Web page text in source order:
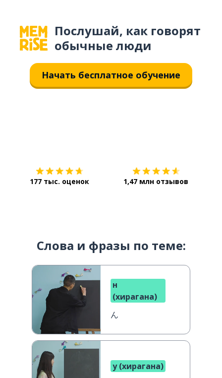
Послушай, как говорят
обычные люди
Начать бесплатное обучение
177 тыс. оценок 1,47 млн отзывов
Слова и фразы по теме:
н
(хирагана)
ん
у (хирагана)